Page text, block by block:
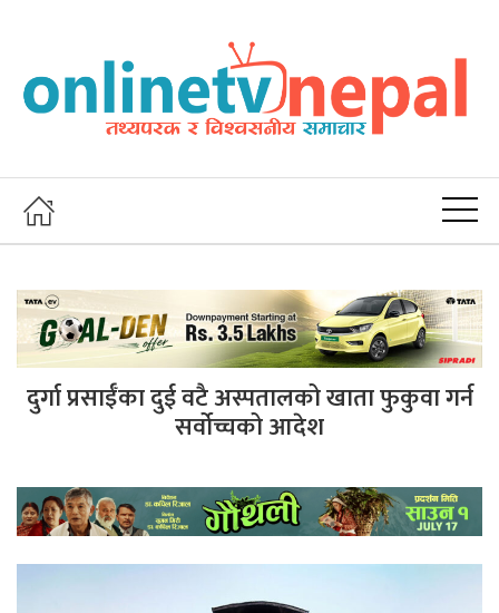
दुर्गा प्रसाईँका दुई वटै अस्पतालको खाता फुकुवा गर्न
सर्वोच्चको आदेश